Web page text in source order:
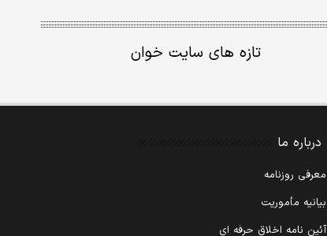
تازه های سایت خوان
درباره ما
معرفی روزنامه
بیانیه مأموریت
آئین نامه اخلاق حرفه ای